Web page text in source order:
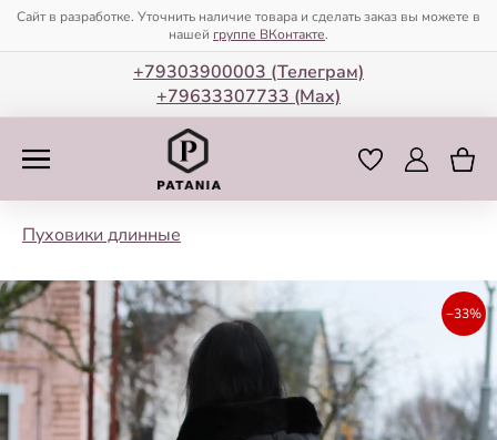
Сайт в разработке. Уточнить наличие товара и сделать заказ вы можете в
нашей группе ВКонтакте.
+79303900003 (Телеграм)
+79633307733 (Мax)
Пуховики длинные
−33%